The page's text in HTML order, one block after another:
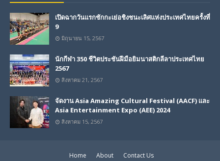
เปิดฉากวันแรกชักกะเย่อชิงชนะเลิศแห่งประเทศไทยครั้งที่
9
มิถุนายน 15, 2567
นักกีฬา 350 ชีวิตประชันฝีมือยิมนาสติกลีลาประเทศไทย
2567
สิงหาคม 21, 2567
จัดงาน Asia Amazing Cultural Festival (AACF) และ
Asia Entertainment Expo (AEE) 2024
สิงหาคม 15, 2567
Home About Contact Us